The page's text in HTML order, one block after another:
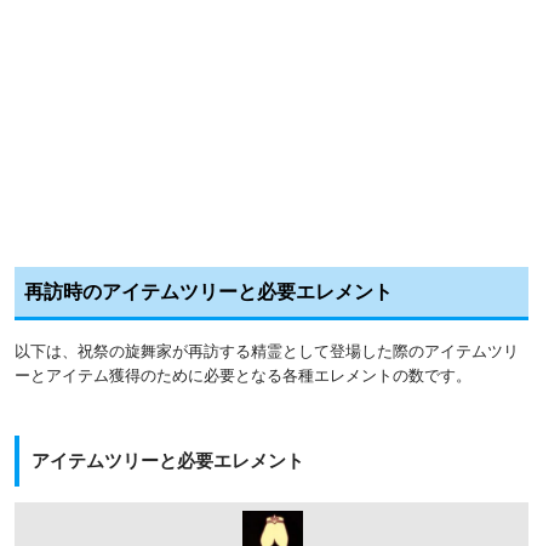
再訪時のアイテムツリーと必要エレメント
以下は、祝祭の旋舞家が再訪する精霊として登場した際のアイテムツリ
ーとアイテム獲得のために必要となる各種エレメントの数です。
アイテムツリーと必要エレメント